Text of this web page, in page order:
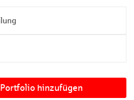
hinzufügen